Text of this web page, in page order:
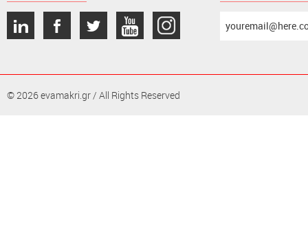
το
© 2026 evamakri.gr / All Rights Reserved